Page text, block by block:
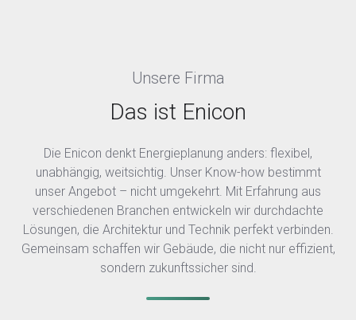
Unsere Firma
Das ist Enicon
Die Enicon denkt Energieplanung anders: flexibel,
unabhängig, weitsichtig. Unser Know-how bestimmt
unser Angebot – nicht umgekehrt. Mit Erfahrung aus
verschiedenen Branchen entwickeln wir durchdachte
Lösungen, die Architektur und Technik perfekt verbinden.
Gemeinsam schaffen wir Gebäude, die nicht nur effizient,
sondern zukunftssicher sind.